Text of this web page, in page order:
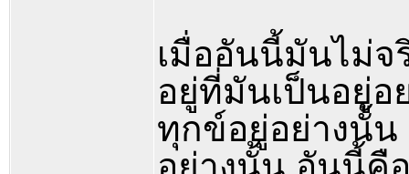
เมื่ออันนี้มันไม่จ
อยู่ที่มันเป็นอยู่อ
ทุกข์อยู่อย่างนั้น